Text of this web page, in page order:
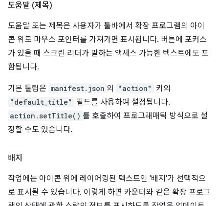
도움말 (제목)
도움말 또는 제목은 사용자가 툴바에서 확장 프로그램의 아이
콘 위로 마우스 포인터를 가져가면 표시됩니다. 버튼에 포커스
가 있을 때 스크린 리더가 말하는 액세스 가능한 텍스트에도 포
함됩니다.
기본 툴팁은 manifest.json 의 "action" 키의
"default_title" 필드를 사용하여 설정됩니다.
action.setTitle() 를 호출하여 프로그래매틱 방식으로 설
정할 수도 있습니다.
배지
작업에는 아이콘 위에 레이어링된 텍스트인 '배지'가 선택적으
로 표시될 수 있습니다. 이렇게 하면 카운터와 같은 확장 프로그